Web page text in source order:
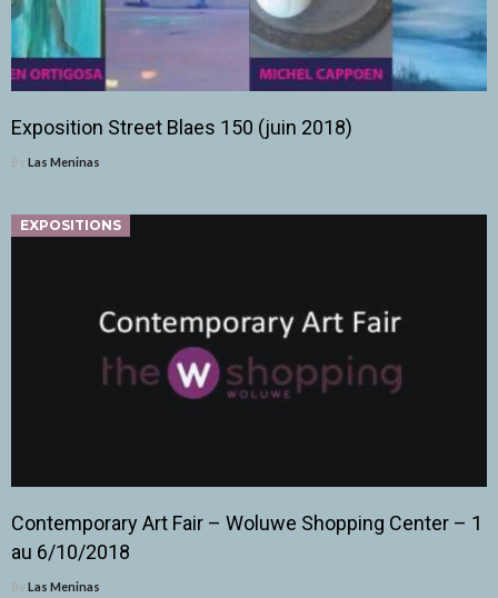
Exposition Street Blaes 150 (juin 2018)
By Las Meninas
EXPOSITIONS
Contemporary Art Fair – Woluwe Shopping Center – 1
au 6/10/2018
By Las Meninas